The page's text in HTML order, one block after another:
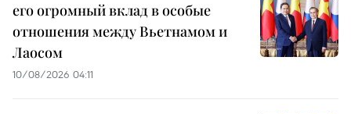
его огромный вклад в особые
отношения между Вьетнамом и
Лаосом
10/08/2026 04:11